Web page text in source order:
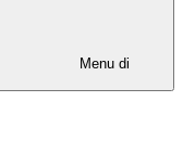
Menu di